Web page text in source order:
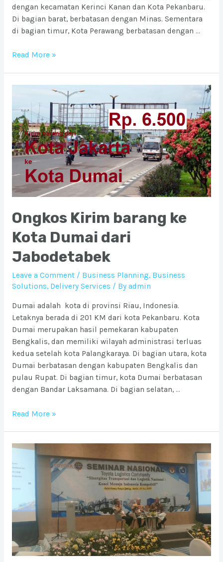
dengan kecamatan Kerinci Kanan dan Kota Pekanbaru.
Di bagian barat, berbatasan dengan Minas. Sementara
di bagian timur, Kota Perawang berbatasan dengan …
Ongkos
Perawang
dari
Jabodetabek
Read More »
Ongkos Kirim barang ke
Kota Dumai dari
Jabodetabek
Leave a Comment / Business Planning, Business
Solutions, Delivery Services / By admin
Dumai adalah kota di provinsi Riau, Indonesia.
Letaknya berada di 201 KM dari kota Pekanbaru. Kota
Dumai merupakan hasil pemekaran kabupaten
Bengkalis, dan memiliki wilayah administrasi terluas
kedua setelah kota Palangkaraya. Di bagian utara, kota
Dumai berbatasan dengan kabupaten Bengkalis dan
pulau Rupat. Di bagian timur, kota Dumai berbatasan
dengan Bandar Laksamana. Di bagian selatan, …
Ongkos
ke
Kota
Dumai
Jabodetabek
Read More »